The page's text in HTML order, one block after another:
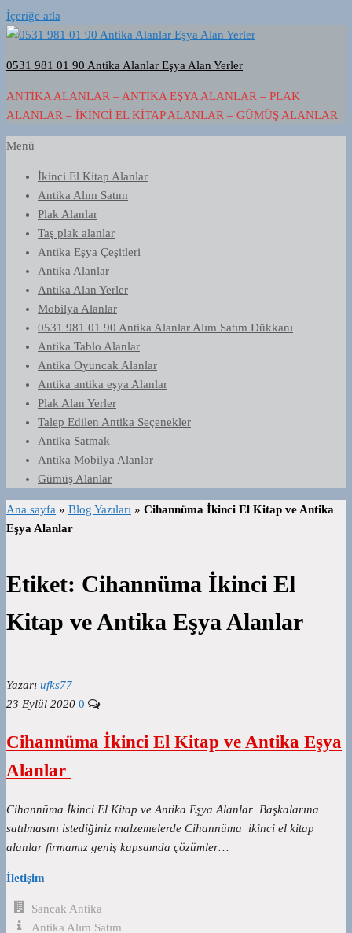
İçeriğe atla
0531 981 01 90 Antika Alanlar Eşya Alan Yerler
ANTIKA ALANLAR – ANTIKA EŞYA ALANLAR – PLAK
ALANLAR – İKINCI EL KITAP ALANLAR – GÜMÜŞ ALANLAR
Menü
İkinci El Kitap Alanlar
Antika Alım Satım
Plak Alanlar
Taş plak alanlar
Antika Eşya Çeşitleri
Antika Alanlar
Antika Alan Yerler
Mobilya Alanlar
0531 981 01 90 Antika Alanlar Alım Satım Dükkanı
Antika Tablo Alanlar
Antika Oyuncak Alanlar
Antika antika eşya Alanlar
Plak Alan Yerler
Talep Edilen Antika Seçenekler
Antika Satmak
Antika Mobilya Alanlar
Gümüş Alanlar
Ana sayfa » Blog Yazıları » Cihannüma İkinci El Kitap ve Antika
Eşya Alanlar
Etiket: Cihannüma İkinci El
Kitap ve Antika Eşya Alanlar
Yazarı ufks77
23 Eylül 2020 0
Cihannüma İkinci El Kitap ve Antika Eşya
Alanlar
Cihannüma İkinci El Kitap ve Antika Eşya Alanlar Başkalarına
satılmasını istediğiniz malzemelerde Cihannüma ikinci el kitap
alanlar firmamız geniş kapsamda çözümler…
İletişim
Sancak Antika
Antika Alım Satım